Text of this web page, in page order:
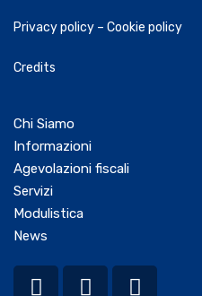
Privacy policy – Cookie policy
Credits
Chi Siamo
Informazioni
Agevolazioni fiscali
Servizi
Modulistica
News